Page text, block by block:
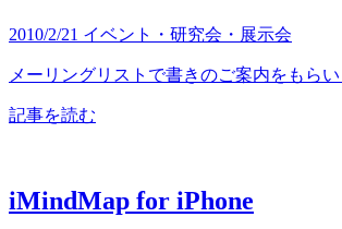
2010/2/21 イベント・研究会・展示会
メーリングリストで書きのご案内をもら
記事を読む
iMindMap for iPhone